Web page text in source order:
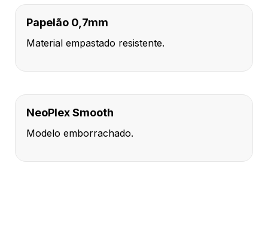
Papelão 0,7mm
Material empastado resistente.
NeoPlex Smooth
Modelo emborrachado.